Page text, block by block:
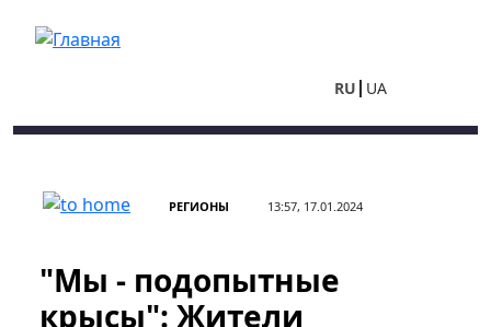
RU UA
РЕГИОНЫ 13:57, 17.01.2024
"Мы - подопытные
крысы": Жители